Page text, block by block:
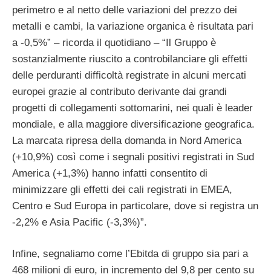
perimetro e al netto delle variazioni del prezzo dei
metalli e cambi, la variazione organica è risultata pari
a -0,5%” – ricorda il quotidiano – “Il Gruppo è
sostanzialmente riuscito a controbilanciare gli effetti
delle perduranti difficoltà registrate in alcuni mercati
europei grazie al contributo derivante dai grandi
progetti di collegamenti sottomarini, nei quali è leader
mondiale, e alla maggiore diversificazione geografica.
La marcata ripresa della domanda in Nord America
(+10,9%) così come i segnali positivi registrati in Sud
America (+1,3%) hanno infatti consentito di
minimizzare gli effetti dei cali registrati in EMEA,
Centro e Sud Europa in particolare, dove si registra un
-2,2% e Asia Pacific (-3,3%)”.
Infine, segnaliamo come l’Ebitda di gruppo sia pari a
468 milioni di euro, in incremento del 9,8 per cento su